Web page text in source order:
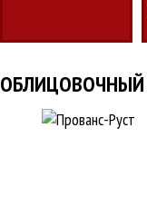
ОБЛИЦОВОЧНЫЙ